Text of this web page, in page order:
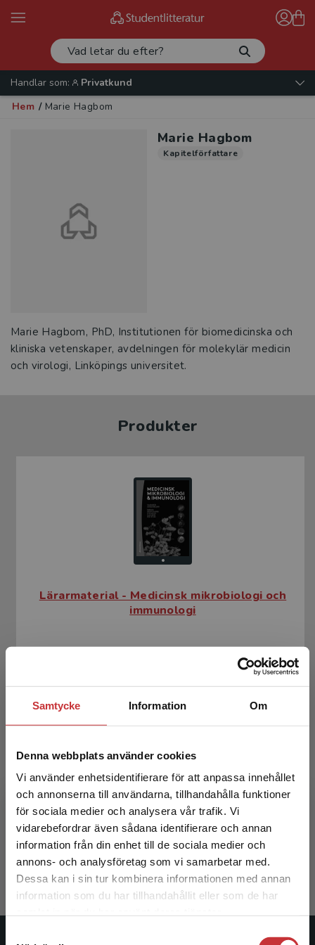
Samtycke Information Om
Denna webbplats använder cookies
Vi använder enhetsidentifierare för att anpassa innehållet
och annonserna till användarna, tillhandahålla funktioner
för sociala medier och analysera vår trafik. Vi
vidarebefordrar även sådana identifierare och annan
information från din enhet till de sociala medier och
annons- och analysföretag som vi samarbetar med.
Dessa kan i sin tur kombinera informationen med annan
information som du har tillhandahållit eller som de har
Begränsad fraktregion
Det verkar som att du besöker
studentlitteratur.se via en enhet utanför Sverige.
Vi erbjuder inte leveranser utanför Sverige. För
Handlar som:
Privatkund
Hem / Marie Hagbom
Marie Hagbom
Kapitelförfattare
Marie Hagbom, PhD, Institutionen för biomedicinska och
kliniska vetenskaper, avdelningen för molekylär medicin
och virologi, Linköpings universitet.
Produkter
Lärarmaterial - Medicinsk mikrobiologi och
immunologi
Medicinsk mikrobiologi & immunologi
Brauner, Annelie m.fl. (red.)
936 krinkl. moms
Exkl. moms: 883 kr